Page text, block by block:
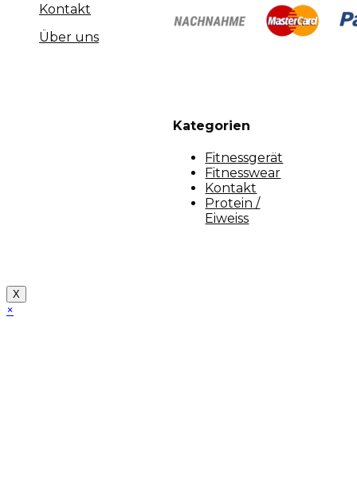
Kontakt
Über uns
Kategorien
Fitnessgerät
Fitnesswear
Kontakt
Protein /
Eiweiss
X
×